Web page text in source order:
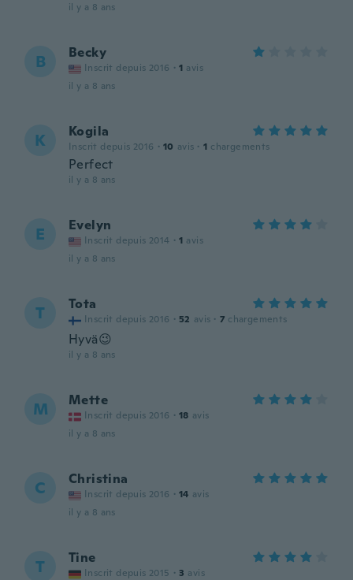
il y a 8 ans
B Becky
Inscrit depuis 2016 · 1 avis
il y a 8 ans
K Kogila
Inscrit depuis 2016 · 10 avis · 1 chargements
Perfect
il y a 8 ans
E Evelyn
Inscrit depuis 2014 · 1 avis
il y a 8 ans
T Tota
Inscrit depuis 2016 · 52 avis · 7 chargements
Hyvä😉
il y a 8 ans
M Mette
Inscrit depuis 2016 · 18 avis
il y a 8 ans
C Christina
Inscrit depuis 2016 · 14 avis
il y a 8 ans
T Tine
Inscrit depuis 2015 · 3 avis